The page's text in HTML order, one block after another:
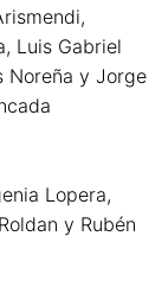
Luis Gabriel
Noreña y Jorge
Lopera,
y Rubén